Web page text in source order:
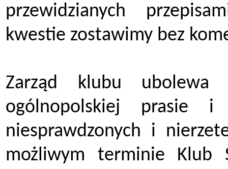
przewidzianych
kwestie zostawimy bez
Zarząd klubu
ogólnopolskiej prasie
niesprawdzonych i
możliwym terminie Klub